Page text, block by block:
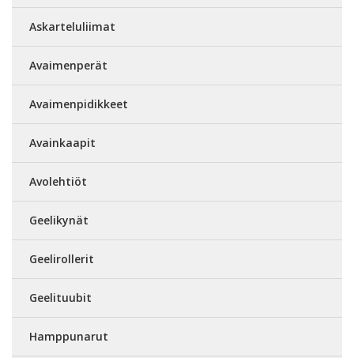
Askarteluliimat
Avaimenperät
Avaimenpidikkeet
Avainkaapit
Avolehtiöt
Geelikynät
Geelirollerit
Geelituubit
Hamppunarut